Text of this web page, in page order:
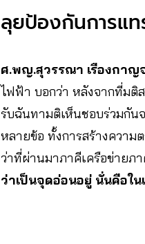
ลุยป้องกันการแ
ศ.พญ.สุวรรณา เรืองกาญ
ไฟฟ้า บอกว่า หลังจากที่มติ
รับฉันทามติเห็นชอบร่วมกัน
หลายข้อ ทั้งการสร้างความ
ว่าที่ผ่านมาภาคีเครือข่ายภ
ว่าเป็นจุดอ่อนอยู่ นั่นคือใ